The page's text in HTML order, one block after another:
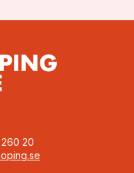
20